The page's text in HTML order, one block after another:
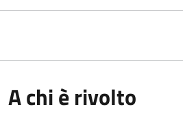
A chi è rivolto